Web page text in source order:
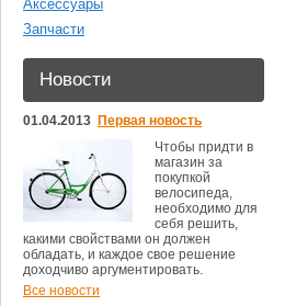
Аксессуары
Запчасти
Новости
01.04.2013 Первая новость
Чтобы придти в
магазин за
покупкой
велосипеда,
необходимо для
себя решить,
какими свойствами он должен
обладать, и каждое свое решение
доходчиво аргументировать.
Все новости